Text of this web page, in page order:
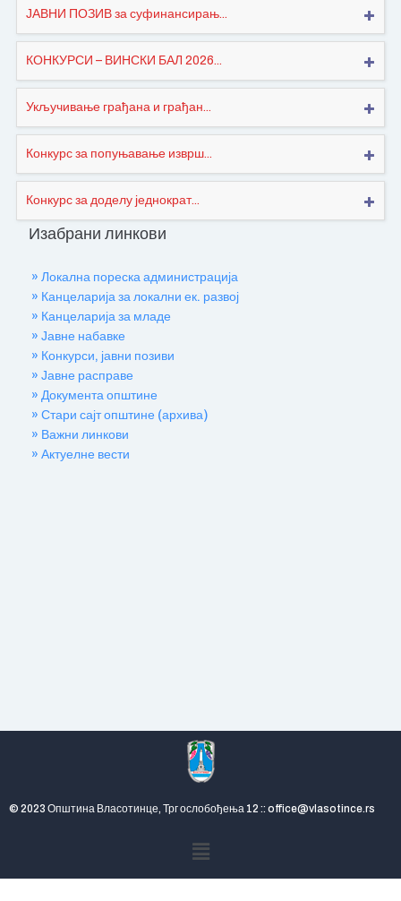
ЈАВНИ ПОЗИВ за суфинансирањ...
КОНКУРСИ – ВИНСКИ БАЛ 2026...
Укључивање грађана и грађан...
Конкурс за попуњавање изврш...
Конкурс за доделу једнократ...
Изабрани линкови
» Локална пореска администрација
» Канцеларија за локални ек. развој
» Канцеларија за младе
» Јавне набавке
» Конкурси, јавни позиви
» Јавне расправе
» Документа општине
» Стари сајт општине (архива)
» Важни линкови
» Актуелне вести
© 2023 Општина Власотинце, Трг ослобођења 12 :: office@vlasotince.rs